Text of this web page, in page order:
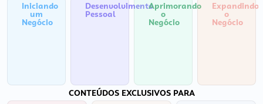
Iniciando
um
Negócio
Desenvolvimento
Pessoal
Aprimorando
o
Negócio
Expandindo
o
Negócio
CONTEÚDOS EXCLUSIVOS PARA